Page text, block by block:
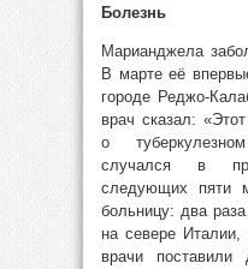
Болезнь
Марианджела
В марте её
городе Реджо-
врач сказал:
о
случался в
следующих пяти
больницу: два
на севере
врачи поставили